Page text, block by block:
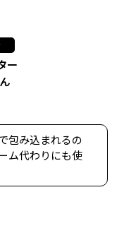
ー
包み込まれるの
ム代わりにも使